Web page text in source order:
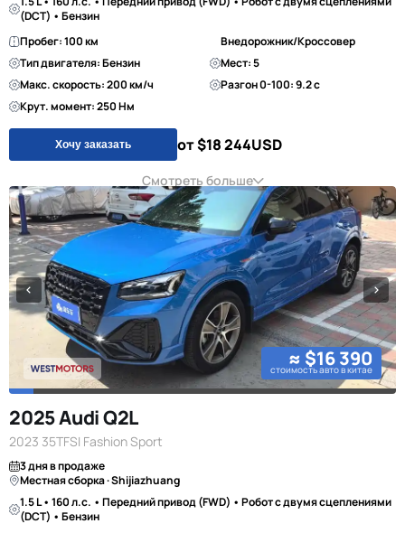
(DCT) • Бензин
Пробег: 100 км
Внедорожник/Кроссовер
Тип двигателя: Бензин
Мест: 5
Макс. скорость: 200 км/ч
Разгон 0-100: 9.2 с
Крут. момент: 250 Нм
Хочу заказать от $18 244USD
Смотреть больше
≈ $16 390
стоимость авто в китае
2025 Audi Q2L
2023 35TFSI Fashion Sport
3 дня в продаже
Местная сборка · Shijiazhuang
1.5 L • 160 л.с. • Передний привод (FWD) • Робот с двумя сцеплениями
(DCT) • Бензин